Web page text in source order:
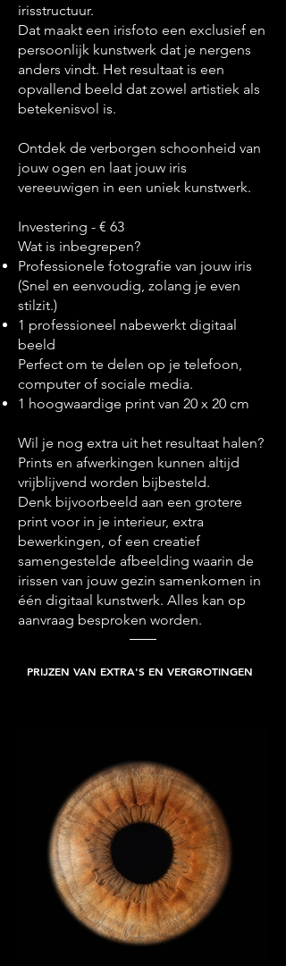
irisstructuur.
Dat maakt een irisfoto een exclusief en
persoonlijk kunstwerk dat je nergens
anders vindt. Het resultaat is een
opvallend beeld dat zowel artistiek als
betekenisvol is.
Ontdek de verborgen schoonheid van
jouw ogen en laat jouw iris
vereeuwigen in een uniek kunstwerk.
Investering - € 63
Wat is inbegrepen?
Professionele fotografie van jouw iris
(Snel en eenvoudig, zolang je even
stilzit.)
1 professioneel nabewerkt digitaal
beeld
Perfect om te delen op je telefoon,
computer of sociale media.
1 hoogwaardige print van 20 x 20 cm
Wil je nog extra uit het resultaat halen?
Prints en afwerkingen kunnen altijd
vrijblijvend worden bijbesteld.
Denk bijvoorbeeld aan een grotere
print voor in je interieur, extra
bewerkingen, of een creatief
samengestelde afbeelding waarin de
irissen van jouw gezin samenkomen in
één digitaal kunstwerk. Alles kan op
aanvraag besproken worden.
PRIJZEN VAN EXTRA'S EN VERGROTINGEN